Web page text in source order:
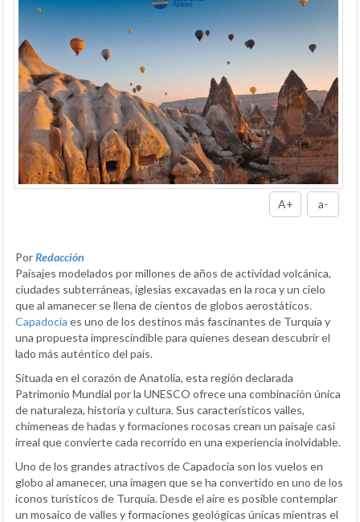
A+ a-
PorRedacción
Paisajes modelados por millones de años de actividad volcánica,
ciudades subterráneas, iglesias excavadas en la roca y un cielo
que al amanecer se llena de cientos de globos aerostáticos.
Capadocia es uno de los destinos más fascinantes de Turquía y
una propuesta imprescindible para quienes desean descubrir el
lado más auténtico del país.
Situada en el corazón de Anatolia, esta región declarada
Patrimonio Mundial por la UNESCO ofrece una combinación única
de naturaleza, historia y cultura. Sus característicos valles,
chimeneas de hadas y formaciones rocosas crean un paisaje casi
irreal que convierte cada recorrido en una experiencia inolvidable.
Uno de los grandes atractivos de Capadocia son los vuelos en
globo al amanecer, una imagen que se ha convertido en uno de los
iconos turísticos de Turquía. Desde el aire es posible contemplar
un mosaico de valles y formaciones geológicas únicas mientras el